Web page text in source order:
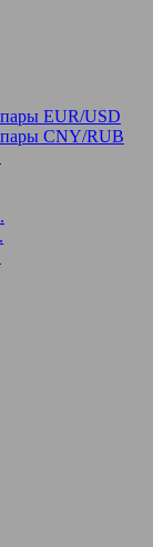
EUR/USD
пары CNY/RUB